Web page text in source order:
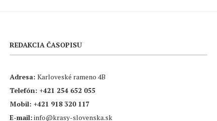
REDAKCIA ČASOPISU
Adresa: Karloveské rameno 4B
Telefón: +421 254 652 055
Mobil: +421 918 320 117
E-mail: info@krasy-slovenska.sk